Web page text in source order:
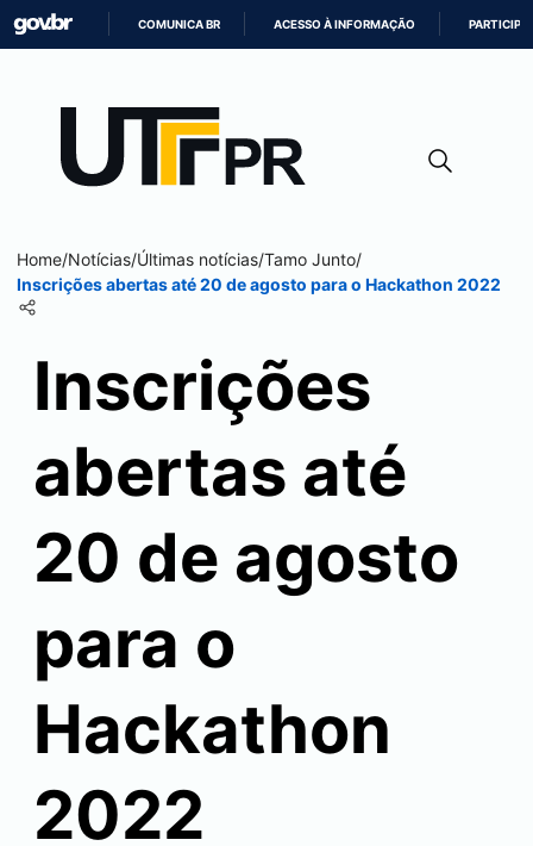
CONTEÚDO
COMUNICA BR ACESSO À INFORMAÇÃO PARTICIPE
Home/Notícias/Últimas notícias/Tamo Junto/
Inscrições abertas até 20 de agosto para o Hackathon 2022
Inscrições
abertas até
20 de agosto
para o
Hackathon
2022